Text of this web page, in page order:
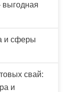
и сферы
свай:
и